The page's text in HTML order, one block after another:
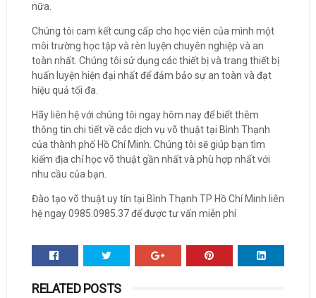
nữa.
Chúng tôi cam kết cung cấp cho học viên của mình một
môi trường học tập và rèn luyện chuyên nghiệp và an
toàn nhất. Chúng tôi sử dụng các thiết bị và trang thiết bị
huấn luyện hiện đại nhất để đảm bảo sự an toàn và đạt
hiệu quả tối đa.
Hãy liên hệ với chúng tôi ngay hôm nay để biết thêm
thông tin chi tiết về các dịch vụ võ thuật tại Bình Thạnh
của thành phố Hồ Chí Minh. Chúng tôi sẽ giúp bạn tìm
kiếm địa chỉ học võ thuật gần nhất và phù hợp nhất với
nhu cầu của bạn.
Đào tạo võ thuật uy tín tại Bình Thạnh TP Hồ Chí Minh liên
hệ ngay 0985.0985.37 để được tư vấn miễn phí
RELATED POSTS